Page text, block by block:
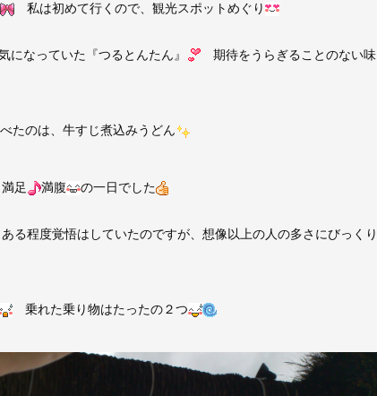
私は初めて行くので、観光スポットめぐり
なっていた『つるとんたん』 期待をうらぎることのない味
たのは、牛すじ煮込みうどん
足 満腹 の一日でした
る程度覚悟はしていたのですが、想像以上の人の多さにびっくり
乗れた乗り物はたったの２つ